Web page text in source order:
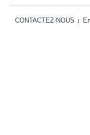
CONTACTEZ-NOUS